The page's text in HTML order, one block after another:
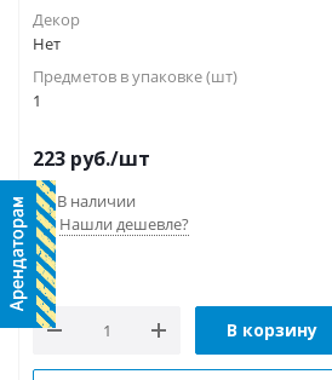
Декор
Нет
Предметов в упаковке (шт)
1
223 руб./шт
В наличии
Нашли дешевле?
В корзину